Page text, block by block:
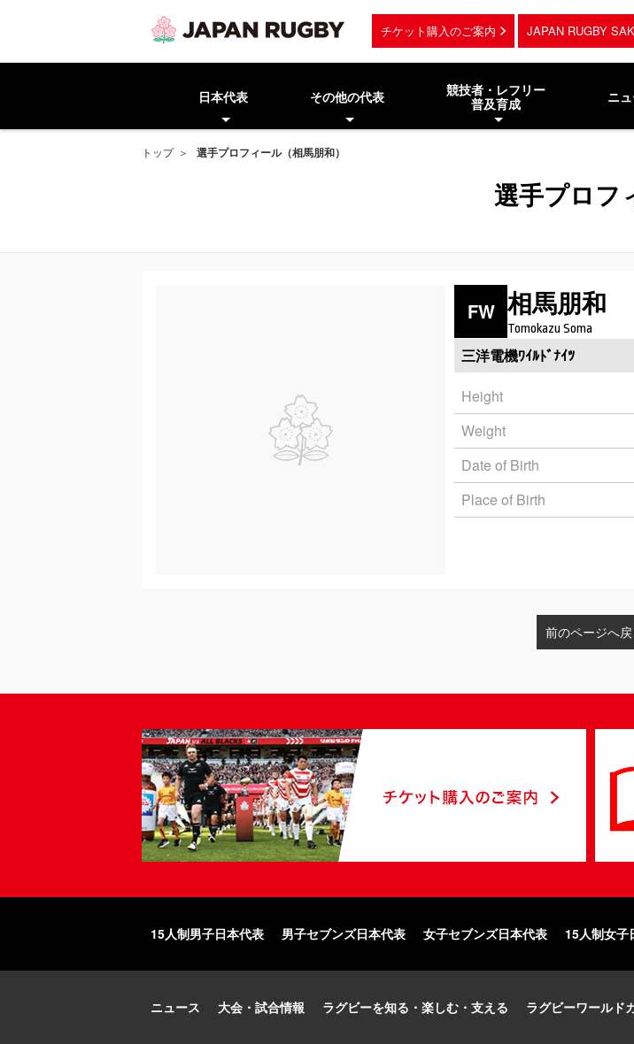
チケット購入のご案内 JAPAN RUGBY
日本代表 その他の代表
競技者・レフリー
普及育成
ニ
トップ 選手プロフィール（相馬朋和）
選手プロフ
FW 相馬朋和
Tomokazu Soma
三洋電機ﾜｲﾙﾄﾞﾅｲﾂ
Height
Weight
Date of Birth
Place of Birth
前のページへ戻
15人制男子日本代表 男子セブンズ日本代表 女子セブンズ日本代表 15人制女子
ニュース 大会・試合情報 ラグビーを知る・楽しむ・支える ラグビーワールド